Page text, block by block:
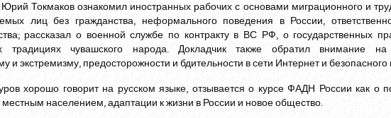
Токмаков ознакомил иностранных рабочих с основами миграционного и
лиц без гражданства, неформального поведения в России,
рассказал о военной службе по контракту в ВС РФ, о государственных
традициях чувашского народа. Докладчик также обратил внимание
и экстремизму, предосторожности и бдительности в сети Интернет и
хорошо говорит на русском языке, отзывается о курсе ФАДН России как о
населением, адаптации к жизни в России и новое общество.